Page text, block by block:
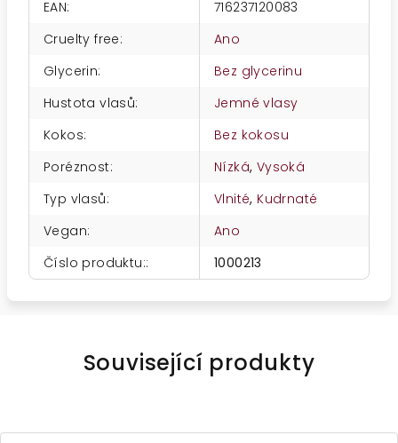
EAN:
716237120083
Cruelty free:
Ano
Glycerin:
Bez glycerinu
Hustota vlasů:
Jemné vlasy
Kokos:
Bez kokosu
Poréznost: Nízká, Vysoká
Typ vlasů: Vlnité, Kudrnaté
Vegan:
Ano
Číslo produktu:: 1000213
Související produkty